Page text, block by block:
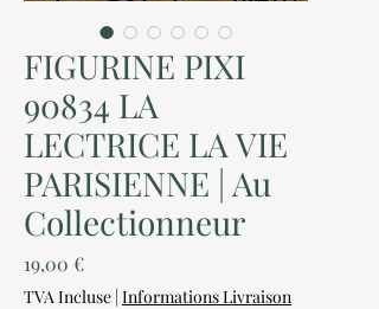
FIGURINE PIXI
90834 LA
LECTRICE LA VIE
PARISIENNE | Au
Collectionneur
19,00 €Prix
TVA Incluse | Informations Livraison